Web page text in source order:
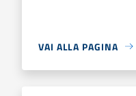
VAI ALLA PAGINA